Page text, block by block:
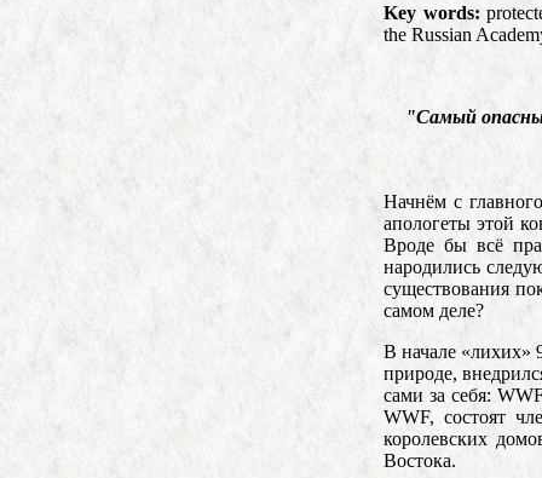
Key words:
the Russian
"Самый
Начнём с
апологеты этой
Вроде бы всё
народились
существования
самом деле?
В начале «лихих»
природе,
сами за себя:
WWF, состоят
королевских
Востока.